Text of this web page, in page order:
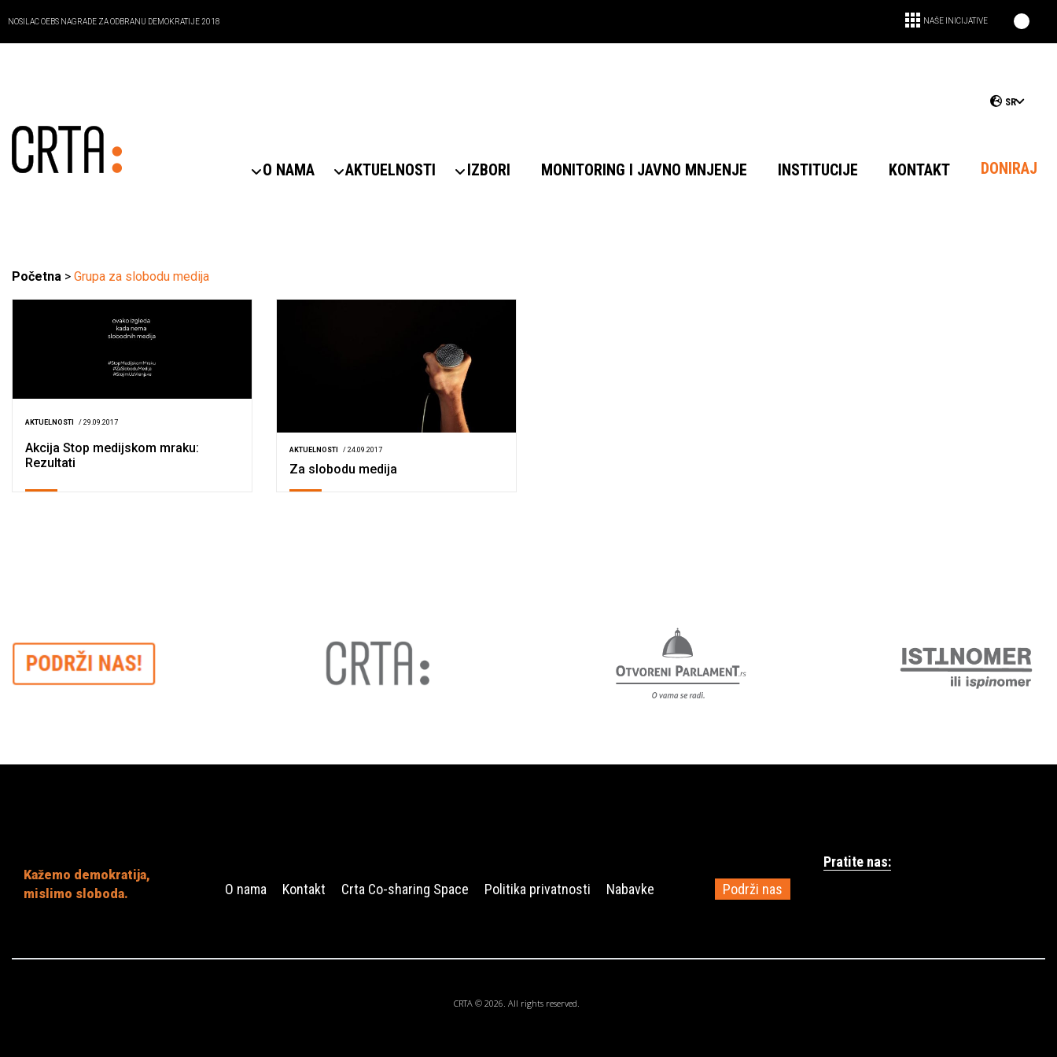
NOSILAC OEBS NAGRADE ZA ODBRANU DEMOKRATIJE 2018 NAŠE INICIJATIVE
SR
O NAMA AKTUELNOSTI IZBORI MONITORING I JAVNO MNJENJE INSTITUCIJE KONTAKT DONIRAJ
Početna > Grupa za slobodu medija
AKTUELNOSTI / 29.09.2017
Akcija Stop medijskom mraku:
Rezultati
AKTUELNOSTI / 24.09.2017
Za slobodu medija
Kažemo demokratija,
mislimo sloboda.
O nama Kontakt Crta Co-sharing Space Politika privatnosti Nabavke Podrži nas
Pratite nas:
CRTA © 2026. All rights reserved.